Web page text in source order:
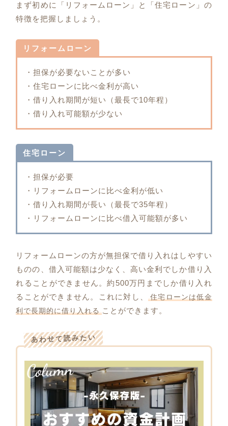
まず初めに「リフォームローン」と「住宅ローン」の
特徴を把握しましょう。
リフォームローン
・担保が必要ないことが多い
・住宅ローンに比べ金利が高い
・借り入れ期間が短い（最長で10年程）
・借り入れ可能額が少ない
住宅ローン
・担保が必要
・リフォームローンに比べ金利が低い
・借り入れ期間が長い（最長で35年程）
・リフォームローンに比べ借入可能額が多い
リフォームローンの方が無担保で借り入れはしやすい
ものの、借入可能額は少なく、高い金利でしか借り入
れることができません。約500万円までしか借り入れ
ることができません。これに対し、
住宅ローンは低金
利で長期的に借り入れる ことができます。
あわせて読みたい